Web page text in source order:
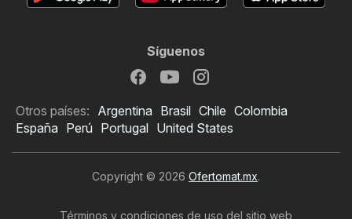
Síguenos
Otros países: Argentina Brasil Chile Colombia
España Perú Portugal United States
Copyright © 2026 Ofertomat.mx.
Términos y condiciones de uso del sitio web